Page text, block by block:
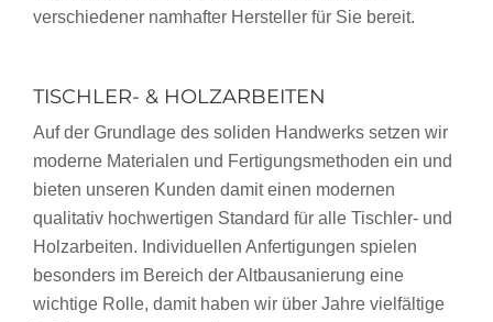
verschiedener namhafter Hersteller für Sie bereit.
TISCHLER- & HOLZARBEITEN
Auf der Grundlage des soliden Handwerks setzen wir
moderne Materialen und Fertigungsmethoden ein und
bieten unseren Kunden damit einen modernen
qualitativ hochwertigen Standard für alle Tischler- und
Holzarbeiten. Individuellen Anfertigungen spielen
besonders im Bereich der Altbausanierung eine
wichtige Rolle, damit haben wir über Jahre vielfältige